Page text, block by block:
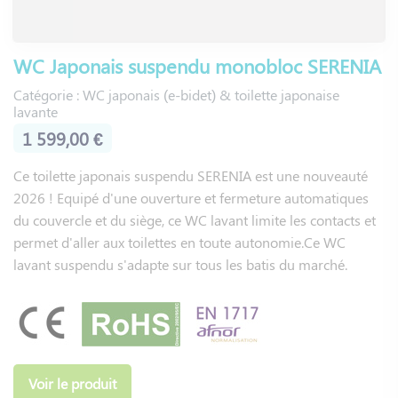
enrichie en air pour adoucir le lavage durant des périodes
telles que des crises hémorroïdaires, jet intensif par
pulsation pour vous aider à aller à la selle, ou bien un jet
la zone intime..... La douchette en inox, ou en ABS selon les
modèles, assure une hygiène optimale grâce à son système
d'auto-nettoyage avant et après chaque utilisation.
L'installation s'adapte à toutes les configurations grâce au
bâti-support universel NF. La hauteur réglable convient
particulièrement aux personnes à mobilité réduite.
Quel est le prix d'un WC lavant
(japans toilet) avec douchette
intégrée ?
WC Japonais suspendu monobloc SERENIA
Catégorie : WC japonais (e-bidet) & toilette japonaise
lavante
1 599,00 €
Ce toilette japonais suspendu SERENIA est une nouveauté
2026 ! Equipé d'une ouverture et fermeture automatiques
du couvercle et du siège, ce WC lavant limite les contacts et
permet d'aller aux toilettes en toute autonomie.Ce WC
lavant suspendu s'adapte sur tous les batis du marché.
Voir le produit